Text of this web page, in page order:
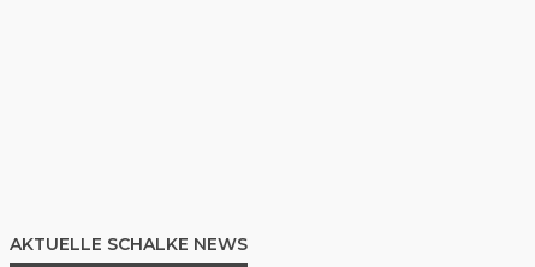
AKTUELLE SCHALKE NEWS